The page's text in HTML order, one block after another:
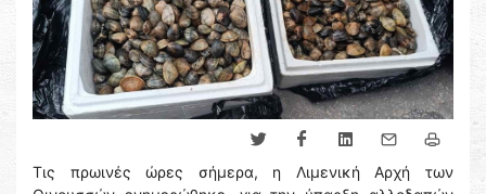
Τις πρωινές ώρες σήμερα, η Λιμενική Αρχή των